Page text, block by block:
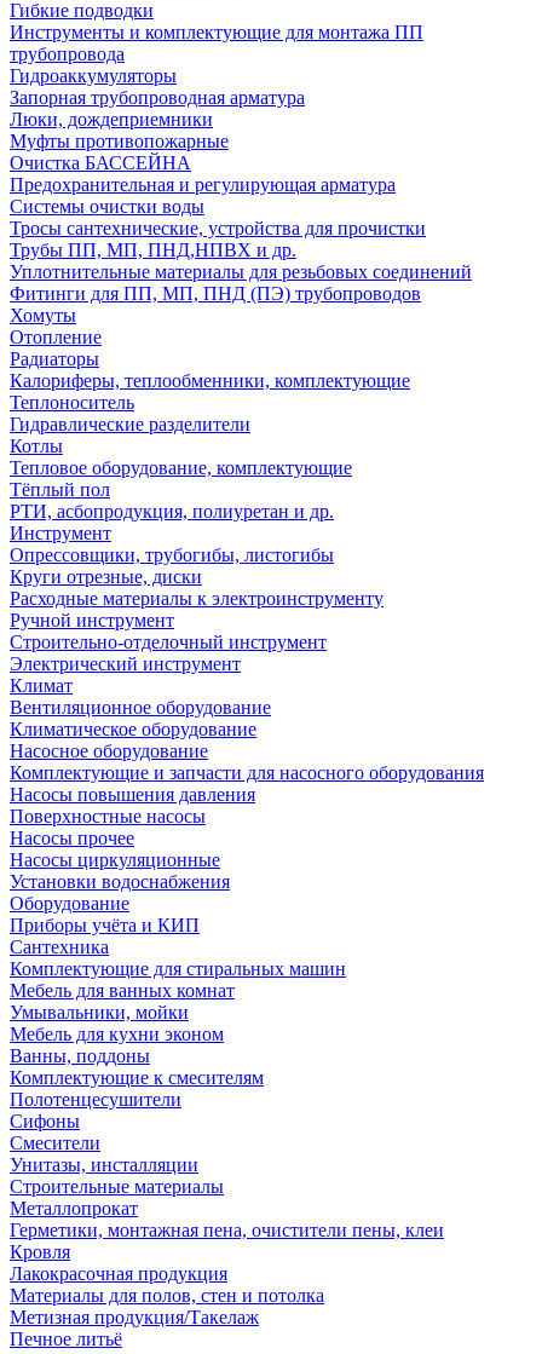
Гибкие подводки
Инструменты и комплектующие для монтажа ПП
трубопровода
Гидроаккумуляторы
Запорная трубопроводная арматура
Люки, дождеприемники
Муфты противопожарные
Очистка БАССЕЙНА
Предохранительная и регулирующая арматура
Системы очистки воды
Тросы сантехнические, устройства для прочистки
Трубы ПП, МП, ПНД,НПВХ и др.
Уплотнительные материалы для резьбовых соединений
Фитинги для ПП, МП, ПНД (ПЭ) трубопроводов
Хомуты
Отопление
Радиаторы
Калориферы, теплообменники, комплектующие
Теплоноситель
Гидравлические разделители
Котлы
Тепловое оборудование, комплектующие
Тёплый пол
РТИ, асбопродукция, полиуретан и др.
Инструмент
Опрессовщики, трубогибы, листогибы
Круги отрезные, диски
Расходные материалы к электроинструменту
Ручной инструмент
Строительно-отделочный инструмент
Электрический инструмент
Климат
Вентиляционное оборудование
Климатическое оборудование
Насосное оборудование
Комплектующие и запчасти для насосного оборудования
Насосы повышения давления
Поверхностные насосы
Насосы прочее
Насосы циркуляционные
Установки водоснабжения
Оборудование
Приборы учёта и КИП
Сантехника
Комплектующие для стиральных машин
Мебель для ванных комнат
Умывальники, мойки
Мебель для кухни эконом
Ванны, поддоны
Комплектующие к смесителям
Полотенцесушители
Сифоны
Смесители
Унитазы, инсталляции
Строительные материалы
Металлопрокат
Герметики, монтажная пена, очистители пены, клеи
Кровля
Лакокрасочная продукция
Материалы для полов, стен и потолка
Метизная продукция/Такелаж
Печное литьё